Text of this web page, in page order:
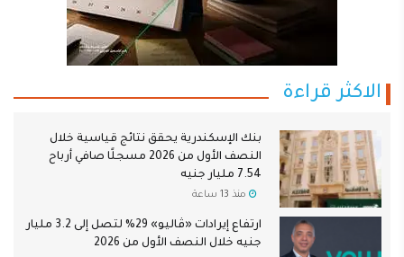
الاكثر قراءة
بنك الإسكندرية يحقق نتائج قياسية خلال
النصف الأول من 2026 مسجلًا صافي أرباح
7.54 مليار جنيه
منذ 13 ساعة
ارتفاع إيرادات «ڤاليو» 29% لتصل إلى 3.2 مليار
جنيه خلال النصف الأول من 2026